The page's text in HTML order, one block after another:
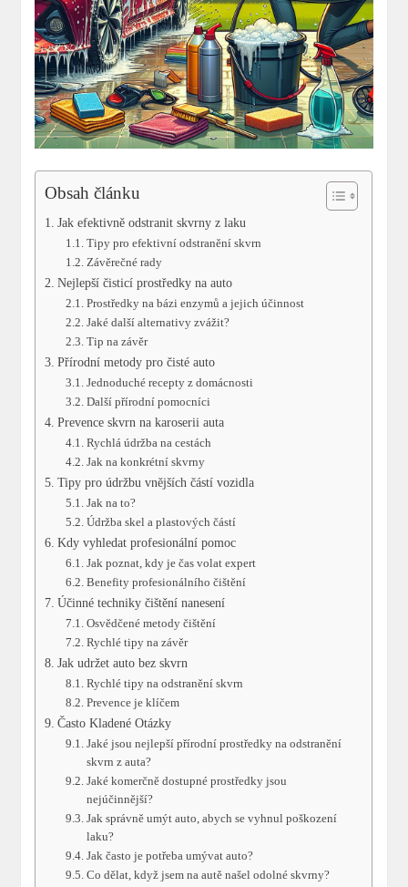
Obsah článku
Jak efektivně odstranit skvrny z laku
Tipy pro efektivní odstranění skvrn
Závěrečné rady
Nejlepší čisticí prostředky na auto
Prostředky na bázi enzymů a jejich účinnost
Jaké další alternativy zvážit?
Tip na závěr
Přírodní metody pro čisté auto
Jednoduché recepty z domácnosti
Další přírodní pomocníci
Prevence skvrn na karoserii auta
Rychlá údržba na cestách
Jak na konkrétní skvrny
Tipy pro údržbu vnějších částí vozidla
Jak na to?
Údržba skel a plastových částí
Kdy vyhledat profesionální pomoc
Jak poznat, kdy je čas volat expert
Benefity profesionálního čištění
Účinné techniky čištění nanesení
Osvědčené metody čištění
Rychlé tipy na závěr
Jak udržet auto bez skvrn
Rychlé tipy na odstranění skvrn
Prevence je klíčem
Často Kladené Otázky
Jaké jsou nejlepší přírodní prostředky na odstranění
skvrn z auta?
Jaké komerčně dostupné prostředky jsou
nejúčinnější?
Jak správně umýt auto, abych se vyhnul poškození
laku?
Jak často je potřeba umývat auto?
Co dělat, když jsem na autě našel odolné skvrny?